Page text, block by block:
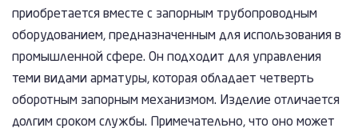
приобретается вместе с запорным трубопроводным
оборудованием, предназначенным для использования в
промышленной сфере. Он подходит для управления
теми видами арматуры, которая обладает четверть
оборотным запорным механизмом. Изделие отличается
долгим сроком службы. Примечательно, что оно может